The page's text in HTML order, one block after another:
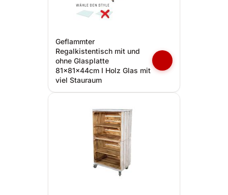
Geflammter
Regalkistentisch mit und
ohne Glasplatte
81x81x44cm I Holz Glas mit
viel Stauraum